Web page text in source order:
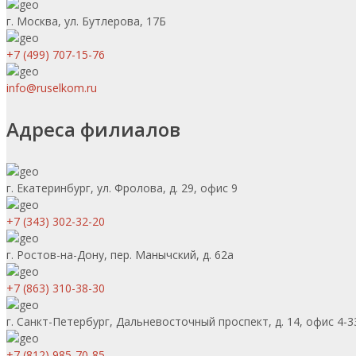
г. Москва, ул. Бутлерова, 17Б
+7 (499) 707-15-76
info@ruselkom.ru
Адреса филиалов
г. Екатеринбург, ул. Фролова, д. 29, офис 9
+7 (343) 302-32-20
г. Ростов-на-Дону, пер. Манычский, д. 62а
+7 (863) 310-38-30
г. Санкт-Петербург, Дальневосточный проспект, д. 14, офис 4-